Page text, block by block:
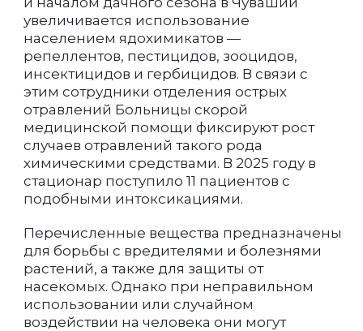
увеличивается использование
населением ядохимикатов —
репеллентов, пестицидов, зооцидов,
инсектицидов и гербицидов. В связи с
этим сотрудники отделения острых
отравлений Больницы скорой
медицинской помощи фиксируют рост
случаев отравлений такого рода
химическими средствами. В 2025 году в
стационар поступило 11 пациентов с
подобными интоксикациями.
Перечисленные вещества предназначены
для борьбы с вредителями и болезнями
растений, а также для защиты от
насекомых. Однако при неправильном
использовании или случайном
воздействии на человека они могут